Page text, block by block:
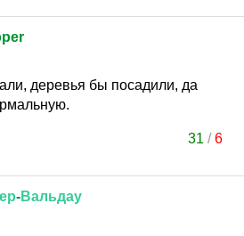
деревья бы посадили, да
31 /6
-Вальдау